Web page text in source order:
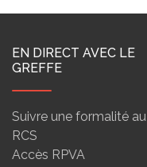
EN DIRECT AVEC LE
GREFFE
Suivre une formalité au
RCS
Accès RPVA